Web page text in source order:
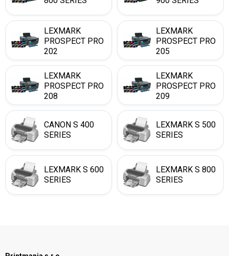
LEXMARK
PROSPECT PRO
202
LEXMARK
PROSPECT PRO
205
LEXMARK
PROSPECT PRO
208
LEXMARK
PROSPECT PRO
209
CANON S 400
SERIES
LEXMARK S 500
SERIES
LEXMARK S 600
SERIES
LEXMARK S 800
SERIES